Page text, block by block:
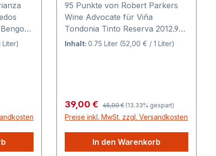
der
und
Liter)
95 Punkte von Robert Parkers
Wine Advocate für Viña
Tondonia Tinto Reserva 2012.95
Punkte von James Suckling für
Heredia.Rebsorten: 75%
Tempranillo, 15% Garnacha, 5%
Mazuelo und 5%
Graciano.Ausbau: 6 Jahre im
Barrique aus amerikanischer
Inhalt:0.75 Liter (52,00 € / 1 Liter)
Verkaufspreis:
39,00 € Regulärer Preis:
45,00 € (13.33% gespart)
Preise inkl. MwSt. zzgl. Versandkosten
In den Warenkorb